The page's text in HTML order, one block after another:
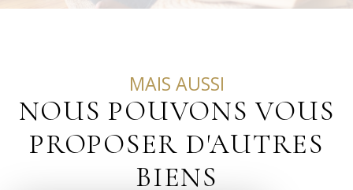
MAIS AUSSI
NOUS POUVONS VOUS
PROPOSER D'AUTRES
BIENS